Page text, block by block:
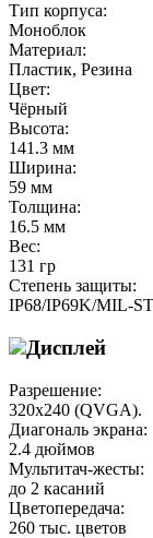
Тип корпуса:
Моноблок
Материал:
Пластик, Резина
Цвет:
Чёрный
Высота:
141.3 мм
Ширина:
59 мм
Толщина:
16.5 мм
Вес:
131 гр
Степень защиты:
IP68/IP69K/MIL-
Дисплей
Разрешение:
320х240 (QVGA).
Диагональ экрана:
2.4 дюймов
Мультитач-жесты:
до 2 касаний
Цветопередача:
260 тыс. цветов